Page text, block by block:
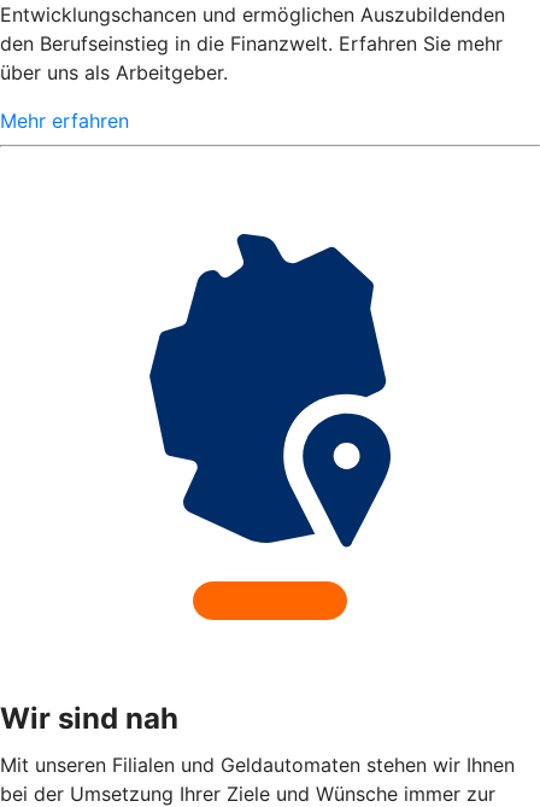
Entwicklungschancen und ermöglichen Auszubildenden
den Berufseinstieg in die Finanzwelt. Erfahren Sie mehr
über uns als Arbeitgeber.
Mehr erfahren
Wir sind nah
Mit unseren Filialen und Geldautomaten stehen wir Ihnen
bei der Umsetzung Ihrer Ziele und Wünsche immer zur